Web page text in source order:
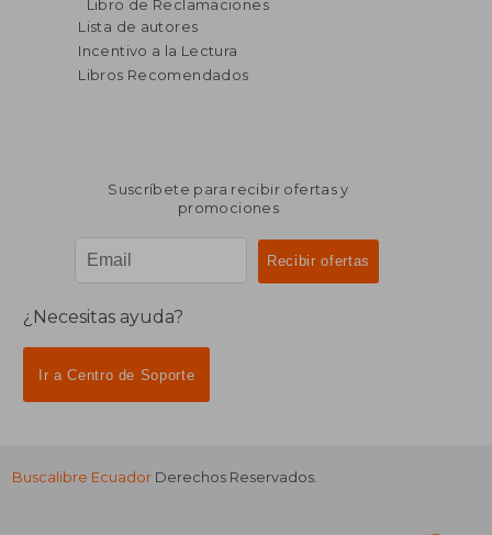
Libro de Reclamaciones
Lista de autores
Incentivo a la Lectura
Libros Recomendados
Suscríbete para recibir ofertas y
promociones
¿Necesitas ayuda?
Ir a Centro de Soporte
Buscalibre Ecuador Derechos Reservados.